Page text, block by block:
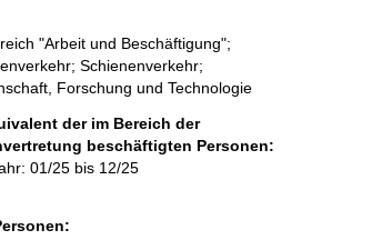
"Arbeit und Beschäftigung";
Schienenverkehr;
Forschung und Technologie
der im Bereich der
beschäftigten Personen:
01/25 bis 12/25